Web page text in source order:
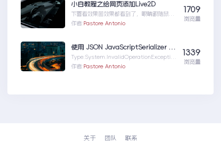
小白教程之给网页添加Live2D
下面看效果图效果都看到了，眼睛跟随鼠标
聚焦，可以换装，还能换人，能弹出对话
作者:Pastore Antonio
1709
浏览量
使用 JSON JavaScriptSerializer 进行序列化或反序列化时出错。字符串的长度超过了为 maxJsonLength 属性设置的值
Type:System.InvalidOperationException
,mscorlib,...使用
作者:Pastore Antonio
1339
浏览量
关于 团队 联系